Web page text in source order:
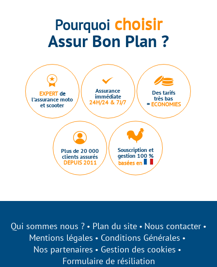
Pourquoi choisir
Assur Bon Plan ?
EXPERTde
l’assurance moto
et scooter
Assurance
immédiate
24H/24 & 7J/7
Des tarifs
très bas
= ECONOMIES
Plus de 20 000
clients assurés
DEPUIS 2011
Souscription et
gestion 100 %
basées en
Qui sommes nous ? Plan du site
Nous contacter
Mentions légales
Conditions Générales
Nos partenaires
Gestion des cookies
Formulaire de résiliation